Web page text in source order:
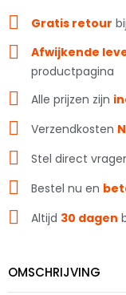
Gratis retour
Afwijkende
productpagina
Alle prijzen zijn
Verzendkosten
Stel direct
Bestel nu en
Altijd 30 dagen
OMSCHRIJVING